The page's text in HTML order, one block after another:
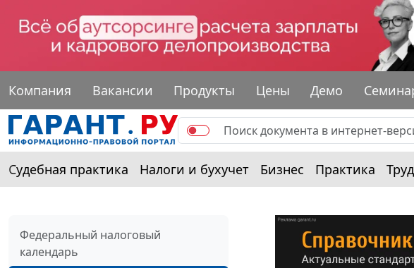
Компания Вакансии Продукты Цены Демо
Судебная практика Налоги и бухучет Бизнес Практика Труд
Федеральный налоговый
календарь